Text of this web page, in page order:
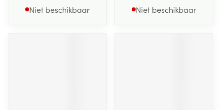
Niet beschikbaar Niet beschikbaar